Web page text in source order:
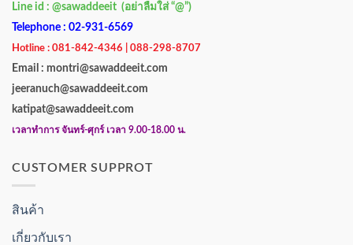
Line id : @sawaddeeit (อย่าลืมใส่ “@”)
Telephone : 02-931-6569
Hotline : 081-842-4346 | 088-298-8707
Email : montri@sawaddeeit.com
jeeranuch@sawaddeeit.com
katipat@sawaddeeit.com
เวลาทำการ จันทร์-ศุกร์ เวลา 9.00-18.00 น.
CUSTOMER SUPPROT
สินค้า
เกี่ยวกับเรา